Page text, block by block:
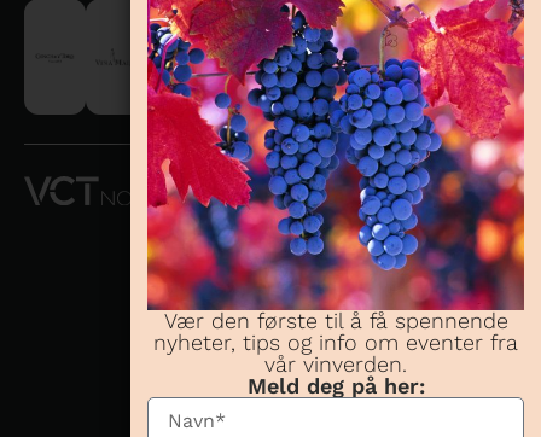
VCT NORWAY
AS OG
CONCHA Y
TORO
NORWAY AS
Telefon:23 08 38
70
Besøksadresse:
Karenslyst allé 16,
Vær den første til å få spennende
nyheter, tips og info om eventer fra
vår vinverden.
Meld deg på her: